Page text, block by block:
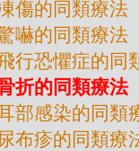
傷的同類療法
嚇的同類療法
行恐懼症的同
折的同類療法
部感染的同類
布疹的同類療